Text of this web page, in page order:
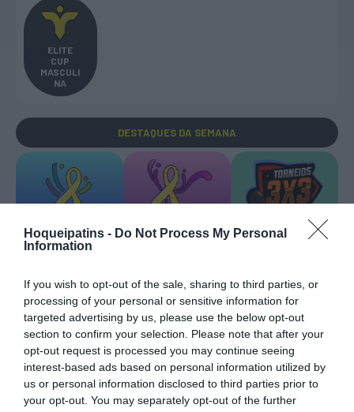
Hoqueipatins - Do Not Process My Personal
Information
If you wish to opt-out of the sale, sharing to third parties, or
processing of your personal or sensitive information for
targeted advertising by us, please use the below opt-out
section to confirm your selection. Please note that after your
opt-out request is processed you may continue seeing
interest-based ads based on personal information utilized by
us or personal information disclosed to third parties prior to
your opt-out. You may separately opt-out of the further
ELITE
CUP
MASCULI
NA
DESTAQUES DA SEMANA
EURO U17 MASC.
TRANSFERÊNCIAS - ÉPOCA 2026/27